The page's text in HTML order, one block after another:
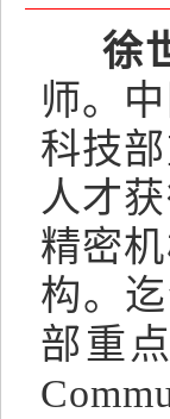
徐
师。
科技
人才
精密
构。
部重